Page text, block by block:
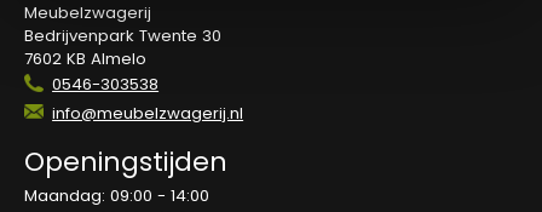
Meubelzwagerij
Bedrijvenpark Twente 30
7602 KB Almelo
0546-303538
info@meubelzwagerij.nl
Openingstijden
Maandag: 09:00 - 14:00